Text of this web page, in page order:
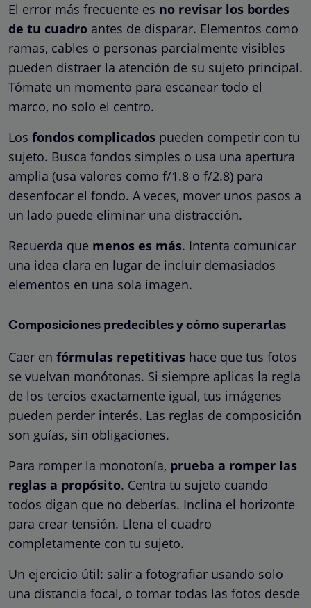
El error más frecuente es no revisar los bordes
de tu cuadro antes de disparar. Elementos como
ramas, cables o personas parcialmente visibles
pueden distraer la atención de su sujeto principal.
Tómate un momento para escanear todo el
marco, no solo el centro.
Los fondos complicados pueden competir con tu
sujeto. Busca fondos simples o usa una apertura
amplia (usa valores como f/1.8 o f/2.8) para
desenfocar el fondo. A veces, mover unos pasos a
un lado puede eliminar una distracción.
Recuerda que menos es más. Intenta comunicar
una idea clara en lugar de incluir demasiados
elementos en una sola imagen.
Composiciones predecibles y cómo superarlas
Caer en fórmulas repetitivas hace que tus fotos
se vuelvan monótonas. Si siempre aplicas la regla
de los tercios exactamente igual, tus imágenes
pueden perder interés. Las reglas de composición
son guías, sin obligaciones.
Para romper la monotonía, prueba a romper las
reglas a propósito. Centra tu sujeto cuando
todos digan que no deberías. Inclina el horizonte
para crear tensión. Llena el cuadro
completamente con tu sujeto.
Un ejercicio útil: salir a fotografiar usando solo
una distancia focal, o tomar todas las fotos desde